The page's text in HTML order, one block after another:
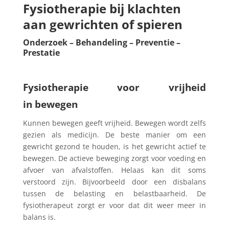
Fysiotherapie bij klachten
aan gewrichten of spieren
Onderzoek – Behandeling – Preventie –
Prestatie
Fysiotherapie voor vrijheid
in bewegen
Kunnen bewegen geeft vrijheid. Bewegen wordt zelfs
gezien als medicijn. De beste manier om een
gewricht gezond te houden, is het gewricht actief te
bewegen. De actieve beweging zorgt voor voeding en
afvoer van afvalstoffen. Helaas kan dit soms
verstoord zijn. Bijvoorbeeld door een disbalans
tussen de belasting en belastbaarheid. De
fysiotherapeut zorgt er voor dat dit weer meer in
balans is.